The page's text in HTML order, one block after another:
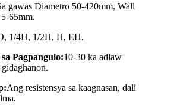
gawas Diametro 50-420mm, Wall
65mm.
1/4H, 1/2H, H, EH.
Pagpangulo:10-30 ka adlaw
gidaghanon.
Ang resistensya sa kaagnasan, dali